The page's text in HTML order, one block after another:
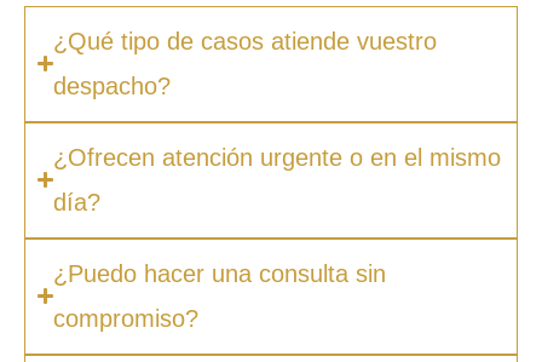
¿Qué tipo de casos atiende vuestro
despacho?
¿Ofrecen atención urgente o en el mismo
día?
¿Puedo hacer una consulta sin
compromiso?